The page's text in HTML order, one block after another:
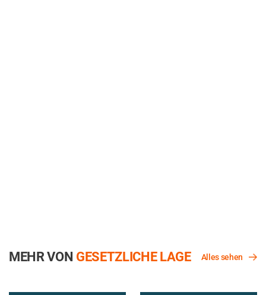
MEHR VON GESETZLICHE LAGE Alles sehen